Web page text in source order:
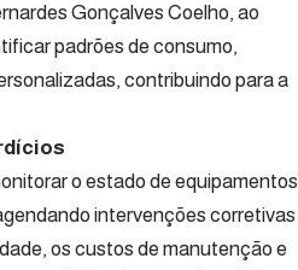
Gonçalves Coelho, ao
padrões de consumo,
contribuindo para a
o estado de equipamentos
intervenções corretivas
os custos de manutenção e